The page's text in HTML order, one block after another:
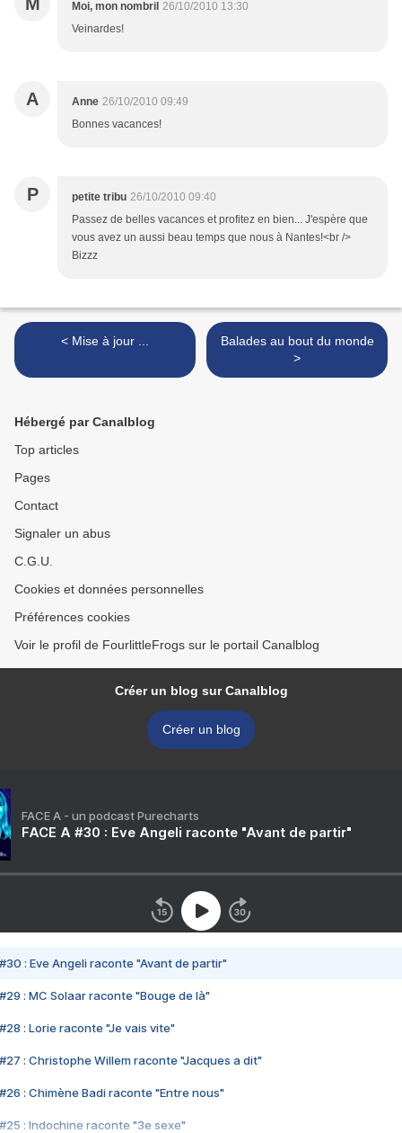
Moi, mon nombril 26/10/2010 13:30
Veinardes!
A Anne 26/10/2010 09:49
Bonnes vacances!
P petite tribu 26/10/2010 09:40
Passez de belles vacances et profitez en bien... J'espère que
vous avez un aussi beau temps que nous à Nantes!<br />
Bizzz
< Mise à jour ...
Balades au bout du monde
>
Hébergé par Canalblog
Top articles
Pages
Contact
Signaler un abus
C.G.U.
Cookies et données personnelles
Préférences cookies
Voir le profil de FourlittleFrogs sur le portail Canalblog
Créer un blog sur Canalblog
Créer un blog
FACE A - un podcast Purecharts
FACE A #30 : Eve Angeli raconte "Avant de partir"
#30 : Eve Angeli raconte "Avant de partir"
#29 : MC Solaar raconte "Bouge de là"
#28 : Lorie raconte "Je vais vite"
#27 : Christophe Willem raconte "Jacques a dit"
#26 : Chimène Badi raconte "Entre nous"
#25 : Indochine raconte "3e sexe"